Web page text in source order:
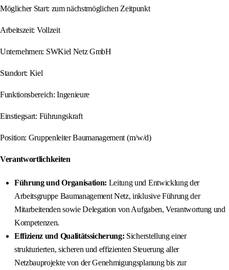
Möglicher Start: zum nächstmöglichen Zeitpunkt
Arbeitszeit: Vollzeit
Unternehmen: SWKiel Netz GmbH
Standort: Kiel
Funktionsbereich: Ingenieure
Einstiegsart: Führungskraft
Position: Gruppenleiter Baumanagement (m/w/d)
Verantwortlichkeiten
Führung und Organisation: Leitung und Entwicklung der
Arbeitsgruppe Baumanagement Netz, inklusive Führung der
Mitarbeitenden sowie Delegation von Aufgaben, Verantwortung und
Kompetenzen.
Effizienz und Qualitätssicherung: Sicherstellung einer
strukturierten, sicheren und effizienten Steuerung aller
Netzbauprojekte von der Genehmigungsplanung bis zur